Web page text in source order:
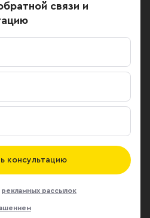
связи и
консультацию
рекламных рассылок